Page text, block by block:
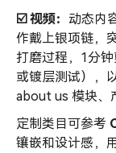
☑️ 视频： 动态内
作戴上银项链，
打磨过程，1分
或镀层测试），
about us 模块、
定制类目可参考
镶嵌和设计感，